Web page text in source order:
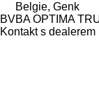
Belgie, Genk
BVBA OPTIMA
Kontakt s dealerem